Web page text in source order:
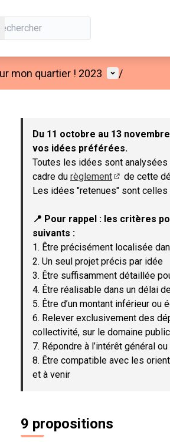
mon quartier ! 2023 Menu
/
Passer la carte
Du 11 octobre au 13
vos idées préférées.
Toutes les idées sont
cadre du règlement
(Lien externe)
de cette
Les idées "retenues" sont
📍 Pour rappel : les critères
suivants :
1. Être précisément localisée
2. Un seul projet précis par idée
3. Être suffisamment détaillée
4. Être réalisable dans un délai
5. Être d’un montant inférieur ou
6. Relever exclusivement des
collectivité, sur le domaine
7. Répondre à l’intérêt général
8. Être compatible avec les
et à venir
9 propositions